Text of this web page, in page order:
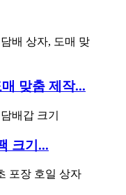
맞춤 제작...
크기...